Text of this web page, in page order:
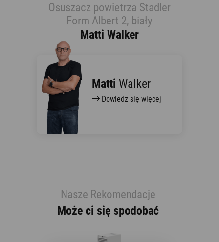
Osuszacz powietrza Stadler
Form Albert 2, biały
Matti Walker
Matti Walker
Dowiedz się więcej
Nasze Rekomendacje
Może ci się spodobać